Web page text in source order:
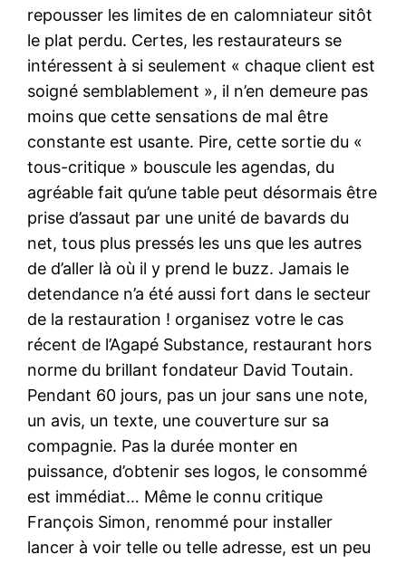
repousser les limites de en calomniateur sitôt
le plat perdu. Certes, les restaurateurs se
intéressent à si seulement « chaque client est
soigné semblablement », il n’en demeure pas
moins que cette sensations de mal être
constante est usante. Pire, cette sortie du «
tous-critique » bouscule les agendas, du
agréable fait qu’une table peut désormais être
prise d’assaut par une unité de bavards du
net, tous plus pressés les uns que les autres
de d’aller là où il y prend le buzz. Jamais le
detendance n’a été aussi fort dans le secteur
de la restauration ! organisez votre le cas
récent de l’Agapé Substance, restaurant hors
norme du brillant fondateur David Toutain.
Pendant 60 jours, pas un jour sans une note,
un avis, un texte, une couverture sur sa
compagnie. Pas la durée monter en
puissance, d’obtenir ses logos, le consommé
est immédiat… Même le connu critique
François Simon, renommé pour installer
lancer à voir telle ou telle adresse, est un peu